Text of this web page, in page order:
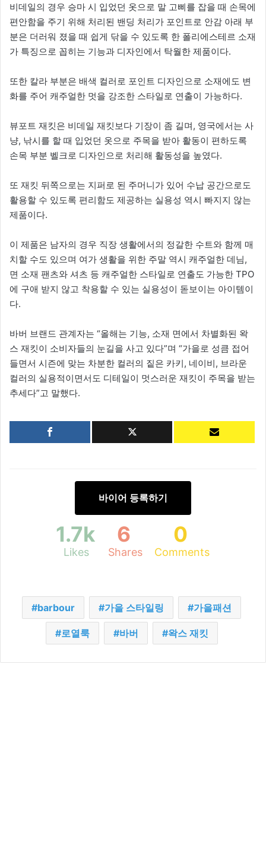
비데일의 경우 승마 시 입었던 옷으로 말 고삐를 잡을 때 손목에
편안함을 주기 위해 처리된 밴딩 처리가 포인트로 안감 아래 부
분은 더러워 졌을 때 쉽게 닦을 수 있도록 한 폴리에스테르 소재
가 특징으로 꼽히는 기능과 디자인에서 탁월한 제품이다.
또한 칼라 부분은 배색 컬러로 포인트 디자인으로 소재에도 변
화를 주어 캐주얼한 멋을 강조한 스타일로 연출이 가능하다.
뷰포트 재킷은 비데일 재킷보다 기장이 좀 길며, 영국에서는 사
냥, 낚시를 할 때 입었던 옷으로 주목을 받아 활동이 편하도록
손목 부분 벨크로 디자인으로 처리해 활동성을 높였다.
또 재킷 뒤쪽으로는 지퍼로 된 주머니가 있어 수납 공간으로도
활용할 수 있도록 편리함도 제공하는 실용성 역시 빠지지 않는
제품이다.
이 제품은 남자의 경우 직장 생활에서의 정갈한 수트와 함께 매
치할 수도 있으며 여가 생활을 위한 주말 역시 캐주얼한 데님,
면 소재 팬츠와 셔츠 등 캐주얼한 스타일로 연출도 가능한 TPO
에 구애 받지 않고 착용할 수 있는 실용성이 돋보이는 아이템이
다.
바버 브랜드 관계자는 “올해는 기능, 소재 면에서 차별화된 왁
스 재킷이 소비자들의 눈길을 사고 있다”며 “가을로 성큼 접어
들면서 시즌에 맞는 차분한 컬러의 짙은 카키, 네이비, 브라운
컬러의 실용적이면서도 디테일이 멋스러운 재킷이 주목을 받는
추세다”고 말했다.
바이어 등록하기
1.7k
Likes
6
Shares
0
Comments
barbour 가을 스타일링 가을패션
로열룩 바버 왁스 재킷